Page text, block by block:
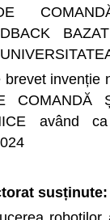
invenție
COMANDĂ
având
susținute: